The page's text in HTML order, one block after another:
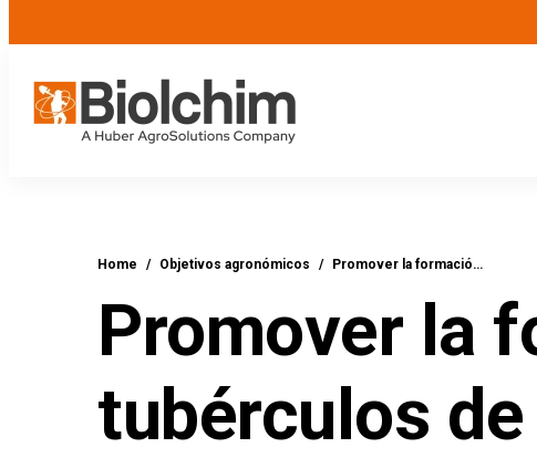
Home / Objetivos agronómicos / Promover la formació…
Promover la
tubérculos